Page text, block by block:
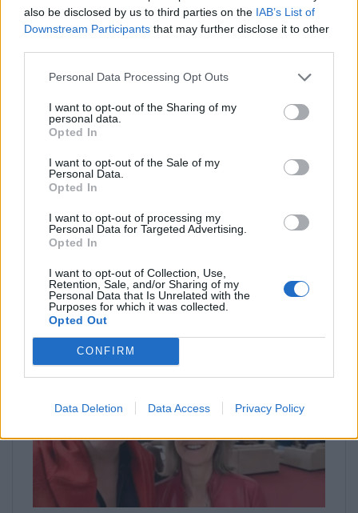
also be disclosed by us to third parties on the IAB’s List of
Downstream Participants that may further disclose it to other
Personal Data Processing Opt Outs
I want to opt-out of the Sharing of my
personal data.
Opted In
I want to opt-out of the Sale of my
Personal Data.
Opted In
I want to opt-out of processing my
Personal Data for Targeted Advertising.
Opted In
I want to opt-out of Collection, Use,
Retention, Sale, and/or Sharing of my
Personal Data that Is Unrelated with the
Purposes for which it was collected.
Opted Out
CONFIRM
Data Deletion Data Access Privacy Policy
διαλογή των απορριμμάτων σε άλλο σημείο του
εργοστασίου.
ΔΕΔΙΣΑ και την Πυροσβεστική υπηρεσία για την
άμεση και αποτελεσματική επέμβασή της.